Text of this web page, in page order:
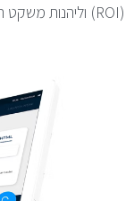
(ROI) וליהנות משקט תעשייתי לאורך זמן.